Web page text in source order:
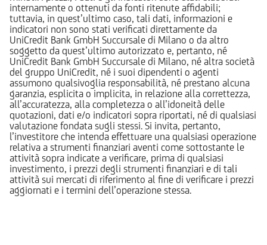
internamente o ottenuti da fonti ritenute affidabili;
tuttavia, in quest’ultimo caso, tali dati, informazioni e
indicatori non sono stati verificati direttamente da
UniCredit Bank GmbH Succursale di Milano o da altro
soggetto da quest’ultimo autorizzato e, pertanto, né
UniCredit Bank GmbH Succursale di Milano, né altra società
del gruppo UniCredit, né i suoi dipendenti o agenti
assumono qualsivoglia responsabilità, né prestano alcuna
garanzia, esplicita o implicita, in relazione alla correttezza,
all’accuratezza, alla completezza o all’idoneità delle
quotazioni, dati e/o indicatori sopra riportati, né di qualsiasi
valutazione fondata sugli stessi. Si invita, pertanto,
l’investitore che intenda effettuare una qualsiasi operazione
relativa a strumenti finanziari aventi come sottostante le
attività sopra indicate a verificare, prima di qualsiasi
investimento, i prezzi degli strumenti finanziari e di tali
attività sui mercati di riferimento al fine di verificare i prezzi
aggiornati e i termini dell’operazione stessa.